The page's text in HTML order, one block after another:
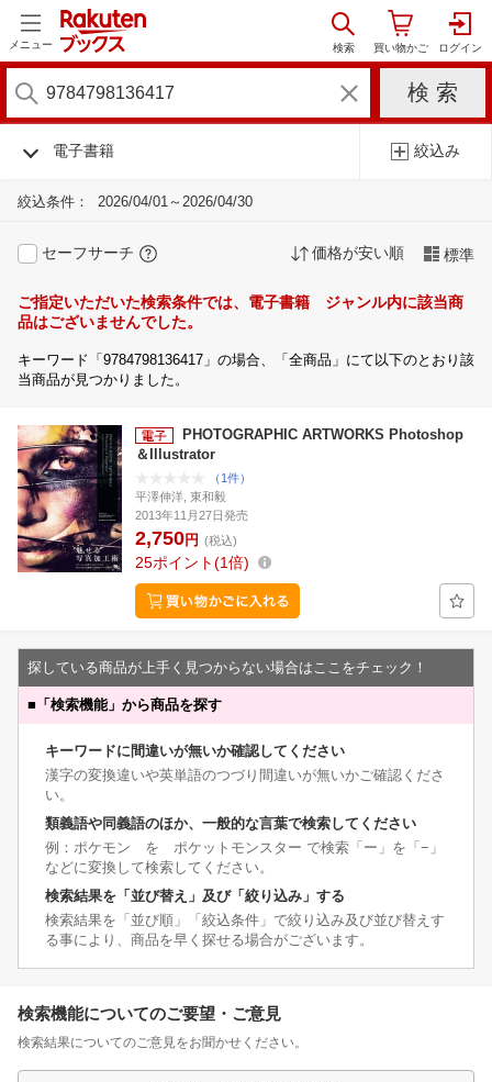
メニュー
電子書籍 絞込み
絞込条件： 2026/04/01～2026/04/30
セーフサーチ 価格が安い順 標準
ご指定いただいた検索条件では、電子書籍 ジャンル内に該当商
品はございませんでした。
キーワード「9784798136417」の場合、「全商品」にて以下のとおり該
当商品が見つかりました。
PHOTOGRAPHIC ARTWORKS Photoshop
＆Illustrator
（1件）
平澤伸洋, 東和毅
2013年11月27日発売
2,750円 (税込)
25ポイント 1倍
探している商品が上手く見つからない場合はここをチェック！
■ 「検索機能」から商品を探す
キーワードに間違いが無いか確認してください
漢字の変換違いや英単語のつづり間違いが無いかご確認くださ
い。
類義語や同義語のほか、一般的な言葉で検索してください
例：ポケモン を ポケットモンスター で検索「ー」を「−」
などに変換して検索してください。
検索結果を「並び替え」及び「絞り込み」する
検索結果を「並び順」「絞込条件」で絞り込み及び並び替えす
る事により、商品を早く探せる場合がございます。
検索機能についてのご要望・ご意見
検索結果についてのご意見をお聞かせください。